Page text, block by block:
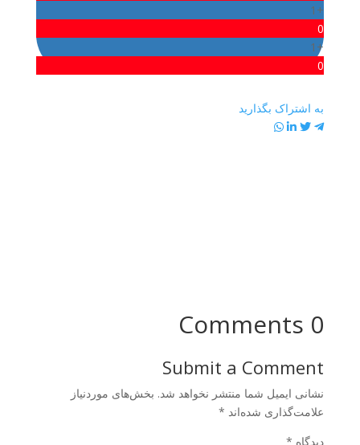
+1
0
+1
0
به اشتراک بگذارید
0 Comments
Submit a Comment
نشانی ایمیل شما منتشر نخواهد شد. بخش‌های موردنیاز
علامت‌گذاری شده‌اند *
دیدگاه *